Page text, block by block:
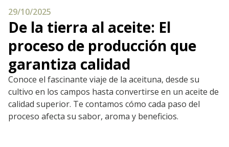
29/10/2025
De la tierra al aceite: El
proceso de producción que
garantiza calidad
Conoce el fascinante viaje de la aceituna, desde su
cultivo en los campos hasta convertirse en un aceite de
calidad superior. Te contamos cómo cada paso del
proceso afecta su sabor, aroma y beneficios.